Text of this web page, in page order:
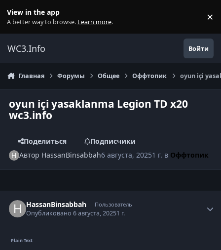
View in the app
A better way to browse. Learn more. ×
WC3.Info Войти
Главная Форумы Общее Оффтопик oyun içi
oyun içi yasaklanma Legion TD x20
wc3.info
Поделиться
Подписчики
Автор HassanBinsabbah6 августа, 20251 г. в Оффтопик
HassanBinsabbah Пользователь
Опубликовано6 августа, 20251 г.